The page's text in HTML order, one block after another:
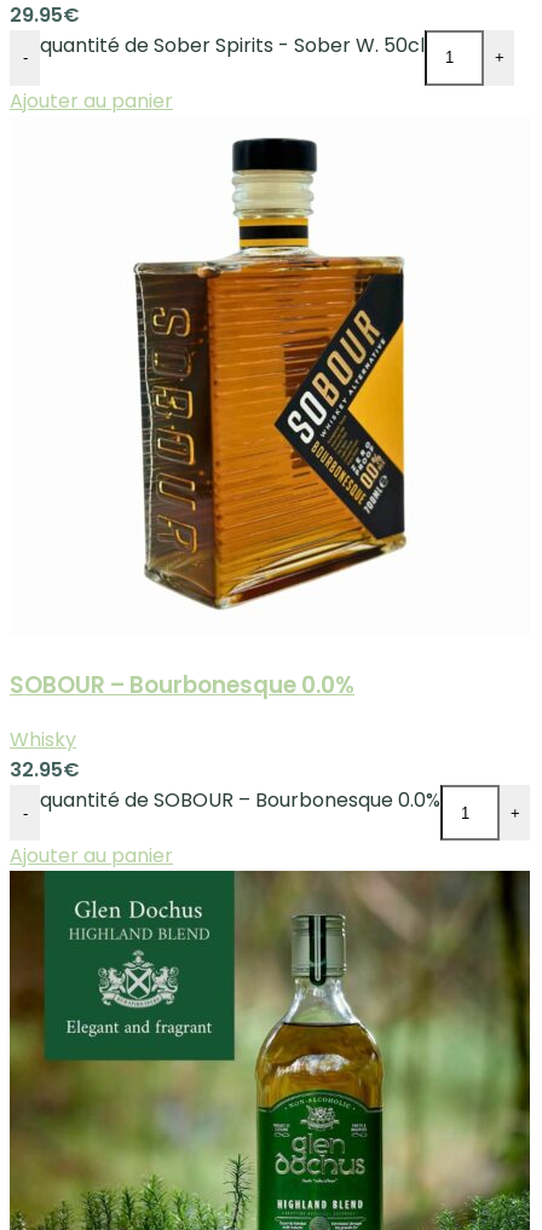
29.95€
- quantité de Sober Spirits - Sober W. 50cl +
Ajouter au panier
SOBOUR – Bourbonesque 0.0%
Whisky
32.95€
- quantité de SOBOUR – Bourbonesque 0.0% +
Ajouter au panier